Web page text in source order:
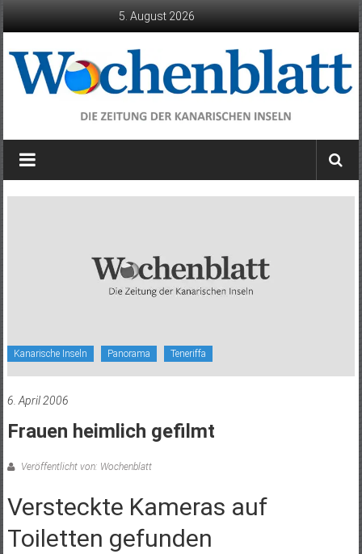
5. August 2026
Wochenblatt
die
Kanarische Inseln Panorama Teneriffa
6. April 2006
Frauen heimlich gefilmt
Veröffentlicht von: Wochenblatt
Versteckte Kameras auf
Toiletten gefunden